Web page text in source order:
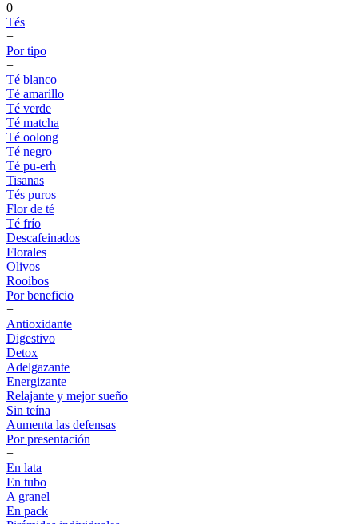
0
Tés
+
Por tipo
+
Té blanco
Té amarillo
Té verde
Té matcha
Té oolong
Té negro
Té pu-erh
Tisanas
Tés puros
Flor de té
Té frío
Descafeinados
Florales
Olivos
Rooibos
Por beneficio
+
Antioxidante
Digestivo
Detox
Adelgazante
Energizante
Relajante y mejor sueño
Sin teína
Aumenta las defensas
Por presentación
+
En lata
En tubo
A granel
En pack